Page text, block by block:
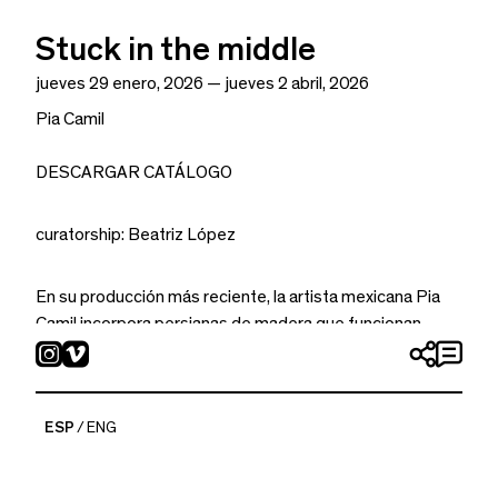
Stuck in the middle
jueves 29 enero, 2026 — jueves 2 abril, 2026
Pia Camil
DESCARGAR CATÁLOGO
curatorship: Beatriz López
En su producción más reciente, la artista mexicana Pia
Camil incorpora persianas de madera que funcionan
como ventanas integradas a la superficie pictórica.
doméstico, aunque esa dirección de la mirada puede
ESP ENG